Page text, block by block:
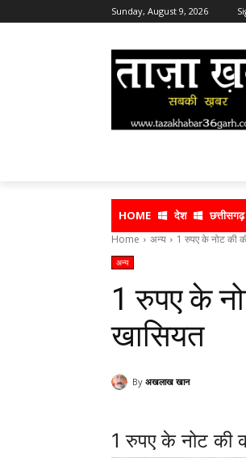
Sunday, August 9, 2026
HOME देश छत्तीसगढ़
Home अन्य 1 रुपए के नोट की
अन्य
1 रुपए के
खासियत
By अखलाख खान
1 रुपए के नोट की